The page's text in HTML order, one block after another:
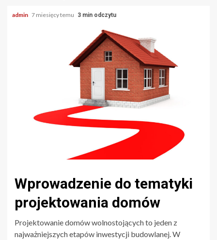
admin 7 miesięcy temu 3 min odczytu
Wprowadzenie do tematyki
projektowania domów
Projektowanie domów wolnostojących to jeden z
najważniejszych etapów inwestycji budowlanej. W